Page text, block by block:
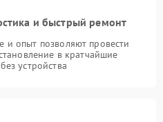
и быстрый ремонт
опыт позволяют провести
в кратчайшие
устройства